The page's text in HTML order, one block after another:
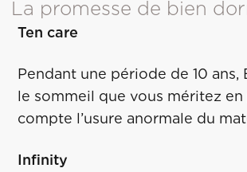
La promesse de bien
Ten care
Pendant une période de 10 ans,
le sommeil que vous méritez en
compte l’usure anormale du
retrouverez en cliquant sur le
Infinity